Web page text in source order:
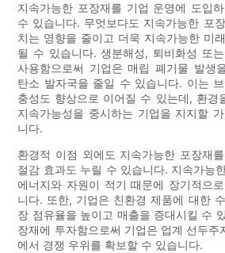
지속가능한 포장재를 기업 운영에 도입
수 있습니다. 무엇보다도 지속가능한 포
치는 영향을 줄이고 더욱 지속가능한 미
될 수 있습니다. 생분해성, 퇴비화성 또
사용함으로써 기업은 매립 폐기물 발생
탄소 발자국을 줄일 수 있습니다. 이는
충성도 향상으로 이어질 수 있는데, 환경
지속가능성을 중시하는 기업을 지지할
니다.
환경적 이점 외에도 지속가능한 포장재
절감 효과도 누릴 수 있습니다. 지속가능
에너지와 자원이 적기 때문에 장기적으
니다. 또한, 기업은 친환경 제품에 대한
장 점유율을 높이고 매출을 증대시킬 수
장재에 투자함으로써 기업은 업계 선두주
에서 경쟁 우위를 확보할 수 있습니다.